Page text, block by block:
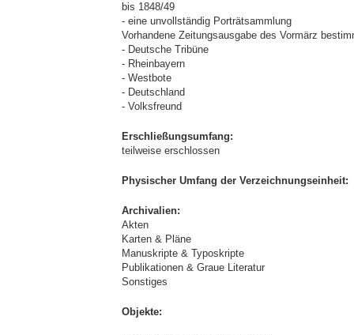
bis 1848/49
- eine unvollständig Porträtsammlung
Vorhandene Zeitungsausgabe des Vormärz
- Deutsche Tribüne
- Rheinbayern
- Westbote
- Deutschland
- Volksfreund
Erschließungsumfang:
teilweise erschlossen
Physischer Umfang der Verzeichnungseinheit:
Archivalien:
Akten
Karten & Pläne
Manuskripte & Typoskripte
Publikationen & Graue Literatur
Sonstiges
Objekte: